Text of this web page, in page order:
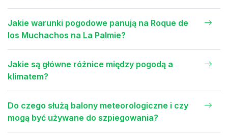
Jakie warunki pogodowe panują na Roque de
los Muchachos na La Palmie?
Jakie są główne różnice między pogodą a
klimatem?
Do czego służą balony meteorologiczne i czy
mogą być używane do szpiegowania?